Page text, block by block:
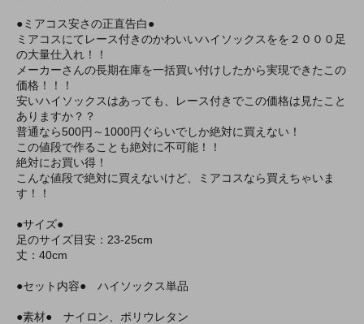
●ミアコス安さの正直告白●
ミアコスにてレース付きのかわいいハイソックスをを２０００足
の大量仕入れ！！
メーカーさんの長期在庫を一括買い付けしたから実現できたこの
価格！！！
安いハイソックスはあっても、レース付きでこの価格は見たこと
ありますか？？
普通なら500円～1000円ぐらいでしか絶対に買えない！
この値段で作ることも絶対に不可能！！
絶対にお買い得！
こんな値段で絶対に買えないけど、ミアコスなら買えちゃいま
す！！
●サイズ●
足のサイズ目安：23-25cm
丈：40cm
●セット内容● ハイソックス単品
●素材● ナイロン、ポリウレタン